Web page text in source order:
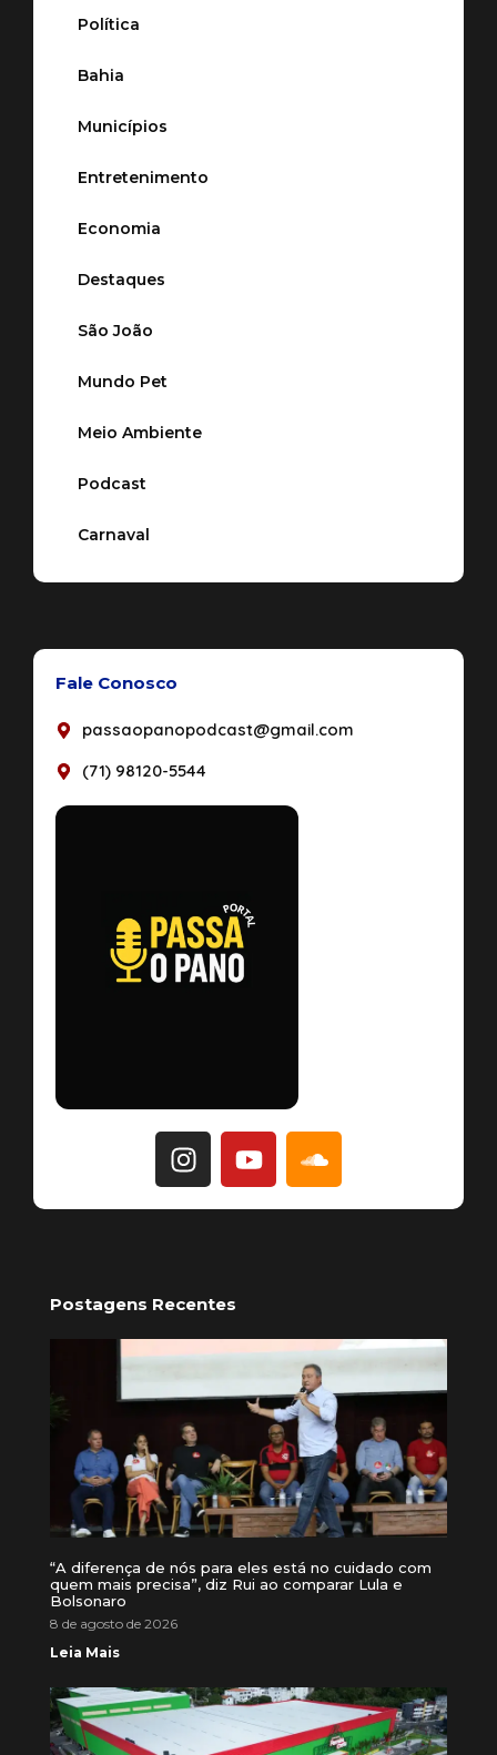
Política
Bahia
Municípios
Entretenimento
Economia
Destaques
São João
Mundo Pet
Meio Ambiente
Podcast
Carnaval
Fale Conosco
passaopanopodcast@gmail.com
(71) 98120-5544
Postagens Recentes
“A diferença de nós para eles está no cuidado com
quem mais precisa”, diz Rui ao comparar Lula e
Bolsonaro
8 de agosto de 2026
Leia Mais